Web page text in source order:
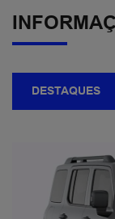
DESTAQUES